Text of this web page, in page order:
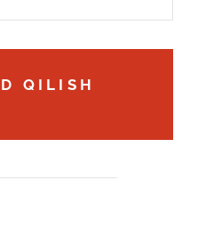
QILISH
tasdiqlang
tasdiqlang